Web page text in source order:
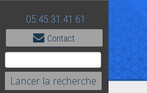
05.45.31.41.61
Contact